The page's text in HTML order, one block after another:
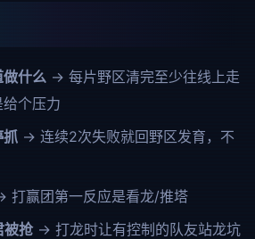
什么→ 每片野区清完至少往线上走
个压力
抓→ 连续2次失败就回野区发育，不
赢团第一反应是看龙/推塔
被抢→ 打龙时让有控制的队友站龙坑